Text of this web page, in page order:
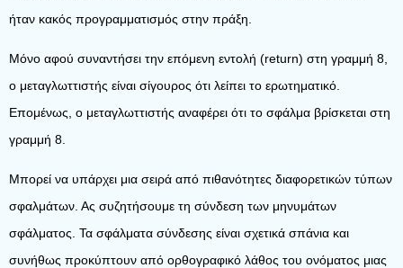
ήταν κακός προγραμματισμός στην πράξη.
Μόνο αφού συναντήσει την επόμενη εντολή (return) στη γραμμή 8,
ο μεταγλωττιστής είναι σίγουρος ότι λείπει το ερωτηματικό.
Επομένως, ο μεταγλωττιστής αναφέρει ότι το σφάλμα βρίσκεται στη
γραμμή 8.
Μπορεί να υπάρχει μια σειρά από πιθανότητες διαφορετικών τύπων
σφαλμάτων. Ας συζητήσουμε τη σύνδεση των μηνυμάτων
σφάλματος. Τα σφάλματα σύνδεσης είναι σχετικά σπάνια και
συνήθως προκύπτουν από ορθογραφικό λάθος του ονόματος μιας